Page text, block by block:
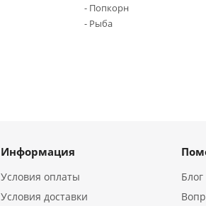
- Попкорн
- Рыба
Информация
Условия оплаты
Условия доставки
Блог